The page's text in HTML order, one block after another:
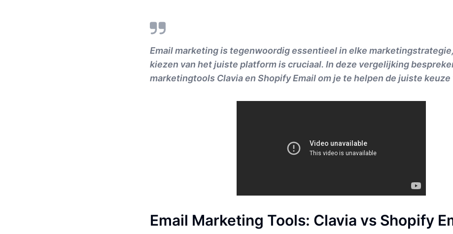
Email marketing is tegenwoordig essentieel in elke
kiezen van het juiste platform is cruciaal. In deze vergelijking
marketingtools Clavia en Shopify Email om je te helpen de juiste keuze
Email Marketing Tools: Clavia vs Shopify